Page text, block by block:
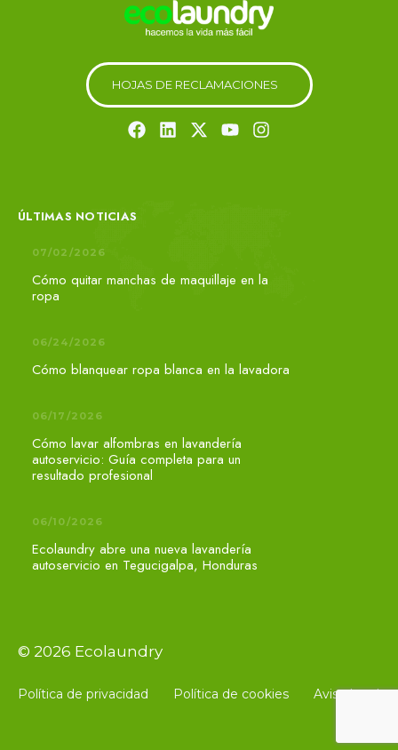
HOJAS DE RECL AMACIONES
ÚLTIMAS NOTICIAS
07/02/2026
Cómo quitar manchas de maquillaje en la
ropa
06/24/2026
Cómo blanquear ropa blanca en la lavadora
06/17/2026
Cómo lavar alfombras en lavandería
autoservicio: Guía completa para un
resultado profesional
06/10/2026
Ecolaundry abre una nueva lavandería
autoservicio en Tegucigalpa, Honduras
© 2026 Ecolaundry
Política de privacidad Política de cookies Aviso legal